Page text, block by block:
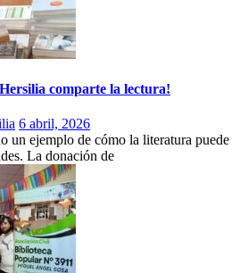
comparte la lectura!
6 abril, 2026
un ejemplo de cómo la literatura puede
La donación de